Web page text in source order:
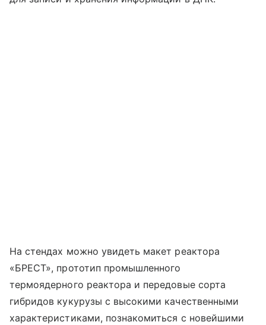
На стендах можно увидеть макет реактора
«БРЕСТ», прототип промышленного
термоядерного реактора и передовые сорта
гибридов кукурузы с высокими качественными
характеристиками, познакомиться с новейшими